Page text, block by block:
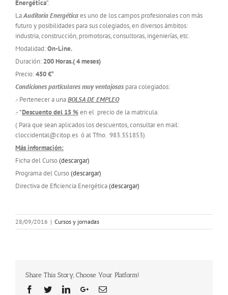
Energética”.
LaAuditoría Energéticaes uno de los campos profesionales con más
futuro y posibilidades para sus colegiados, en diversos ámbitos:
industria, construcción, promotoras, consultoras, ingenierías, etc.
Modalidad:On-Line.
Duración: 200 Horas.( 4 meses)
Precio:450 €*
Condiciones particulares muy ventajosas para colegiados:
.- Pertenecer a unaBOLSA DE EMPLEO
.- *Descuento del 15 %en el precio de la matricula.
( Para que sean aplicados los descuentos, consultar en mail:
cloccidental@citop.es ó al Tfno. 983.351853)
Más información:
Ficha del Curso(descargar)
Programa del Curso(descargar)
Directiva de Eficiencia Energética(descargar)
28/09/2016 | Cursos y jornadas
Share This Story, Choose Your Platform!
Facebook
TwitterLinkedinGoogle+Email